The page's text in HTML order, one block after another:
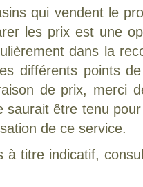
qui vendent le
les prix est une
dans la
différents points
de prix, merci
saurait être tenu
de ce service.
à titre indicatif,